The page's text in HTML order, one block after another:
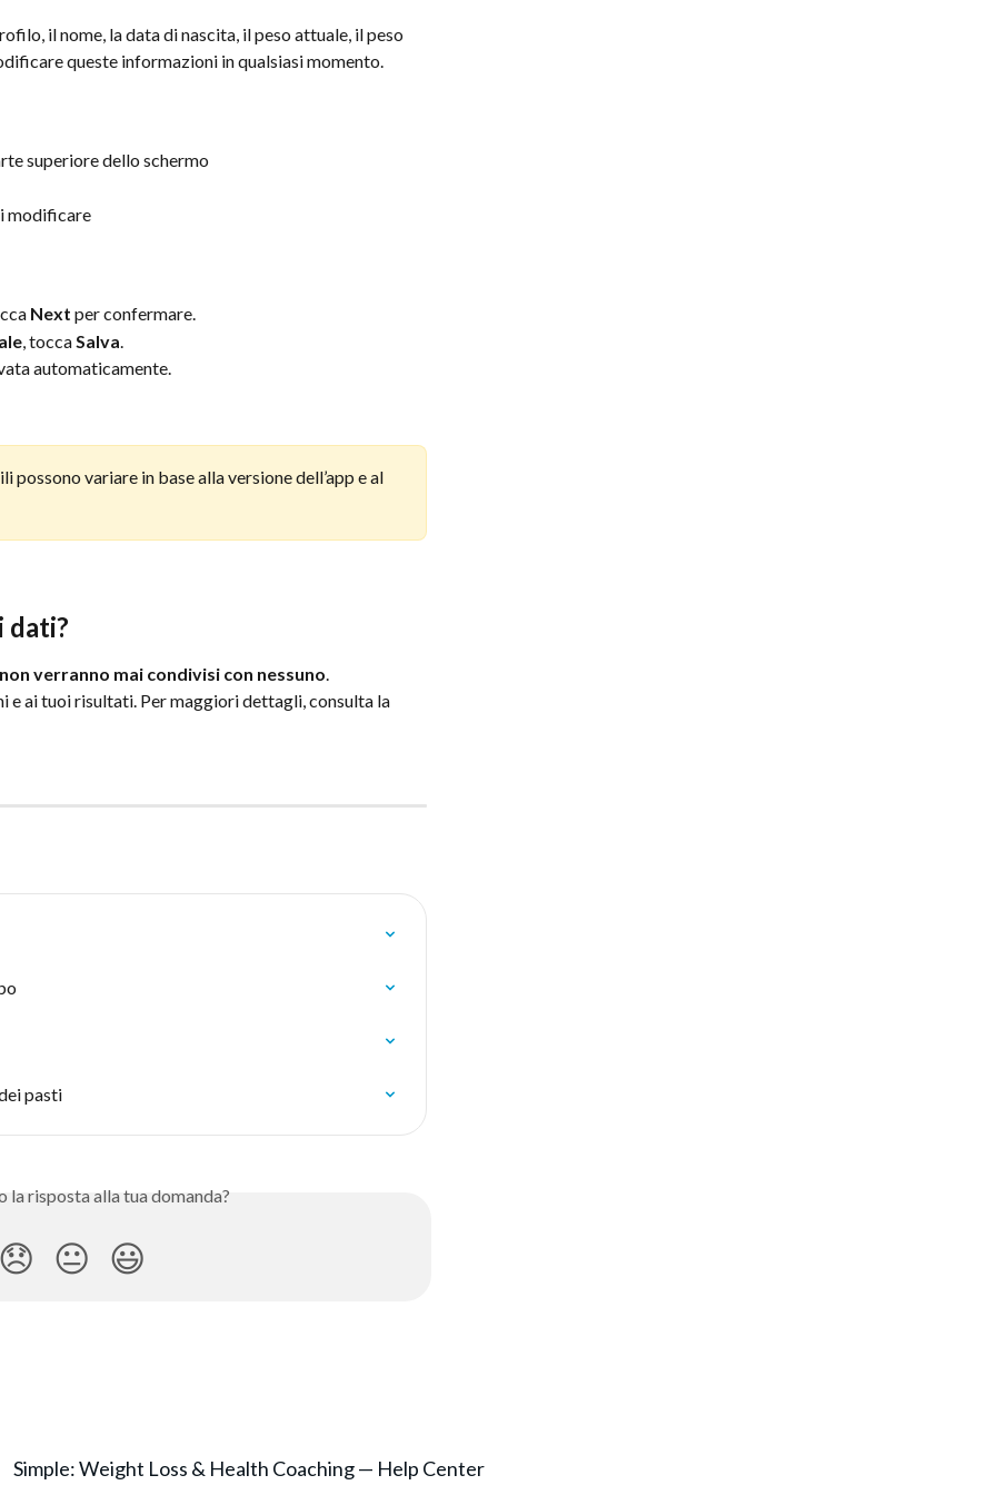
il nome, la data di nascita, il peso attuale, il peso
queste informazioni in qualsiasi momento.
superiore dello schermo
modificare
Next per confermare.
, tocca Salva
automaticamente.
variare in base alla versione dell’app e al
dati?
non verranno mai condivisi con nessuno.
e ai tuoi risultati. Per maggiori dettagli, consulta la
pasti
la risposta alla tua domanda?
😐 😃
Simple: Weight Loss & Health Coaching — Help Center